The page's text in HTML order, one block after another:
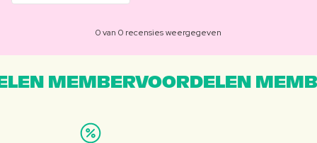
0 van 0 recensies weergegeven
MEMBERVOORDELEN